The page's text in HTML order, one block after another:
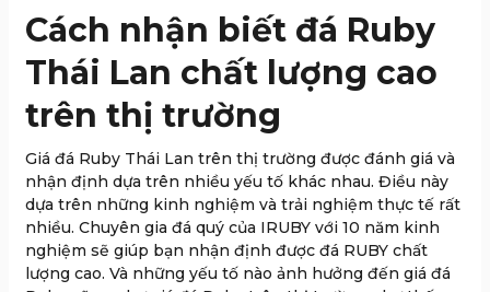
Cách nhận biết đá Ruby
Thái Lan chất lượng cao
trên thị trường
Giá đá Ruby Thái Lan trên thị trường được đánh giá và
nhận định dựa trên nhiều yếu tố khác nhau. Điều này
dựa trên những kinh nghiệm và trải nghiệm thực tế rất
nhiều. Chuyên gia đá quý của IRUBY với 10 năm kinh
nghiệm sẽ giúp bạn nhận định được đá RUBY chất
lượng cao. Và những yếu tố nào ảnh hưởng đến giá đá